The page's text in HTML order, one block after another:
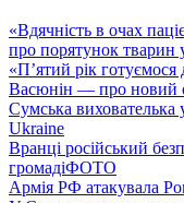
«Вдячність в очах
про порятунок тварин
«П’ятий рік
Васюнін — про новий
Сумська вихователька
Ukraine
Вранці російський
громадіФОТО
Армія РФ атакувала